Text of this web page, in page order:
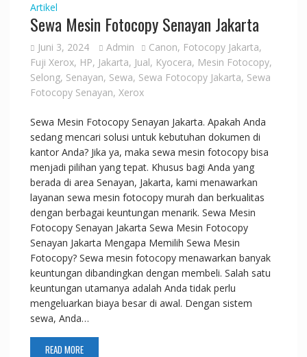
Artikel
Sewa Mesin Fotocopy Senayan Jakarta
Juni 3, 2024 Admin Canon, Fotocopy Jakarta,
Fuji Xerox, HP, Jakarta, Jual, Kyocera, Mesin Fotocopy,
Selong, Senayan, Sewa, Sewa Fotocopy Jakarta, Sewa
Fotocopy Senayan, Xerox
Sewa Mesin Fotocopy Senayan Jakarta. Apakah Anda
sedang mencari solusi untuk kebutuhan dokumen di
kantor Anda? Jika ya, maka sewa mesin fotocopy bisa
menjadi pilihan yang tepat. Khusus bagi Anda yang
berada di area Senayan, Jakarta, kami menawarkan
layanan sewa mesin fotocopy murah dan berkualitas
dengan berbagai keuntungan menarik. Sewa Mesin
Fotocopy Senayan Jakarta Sewa Mesin Fotocopy
Senayan Jakarta Mengapa Memilih Sewa Mesin
Fotocopy? Sewa mesin fotocopy menawarkan banyak
keuntungan dibandingkan dengan membeli. Salah satu
keuntungan utamanya adalah Anda tidak perlu
mengeluarkan biaya besar di awal. Dengan sistem
sewa, Anda…
READ MORE